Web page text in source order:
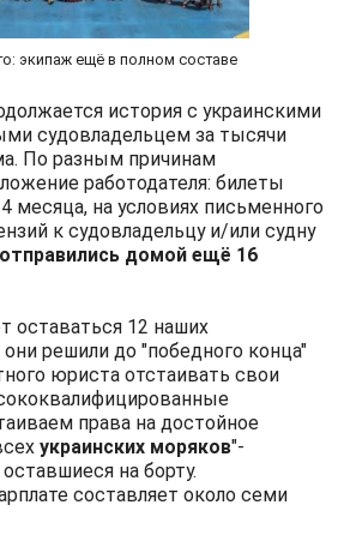
ещё в полном составе
история с украинскими
судовладельцем за тысячи
По разным причинам
работодателя: билеты
месяца, на условиях письменного
к судовладельцу и/или судну
домой ещё 16
оставаться 12 наших
решили до "победного конца"
юриста отстаивать свои
права на достойное
украинских моряков"-
оставшиеся на борту.
составляет около семи